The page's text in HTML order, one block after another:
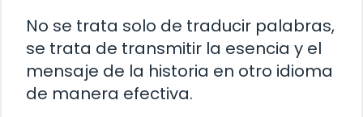
No se trata solo de traducir palabras,
se trata de transmitir la esencia y el
mensaje de la historia en otro idioma
de manera efectiva.